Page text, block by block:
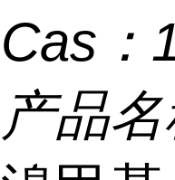
Cas：
产品